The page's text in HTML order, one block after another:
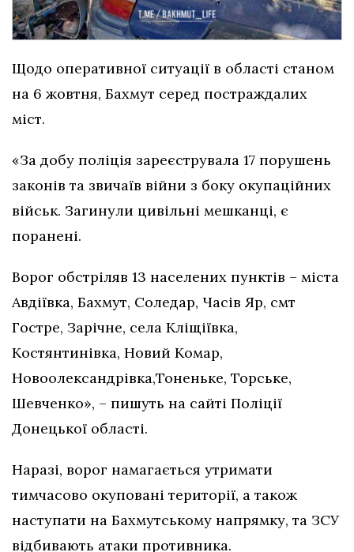
Щодо оперативної ситуації в області станом
на 6 жовтня, Бахмут серед постраждалих
міст.
«За добу поліція зареєструвала 17 порушень
законів та звичаїв війни з боку окупаційних
військ. Загинули цивільні мешканці, є
поранені.
Ворог обстріляв 13 населених пунктів – міста
Авдіївка, Бахмут, Соледар, Часів Яр, смт
Гостре, Зарічне, села Кліщіївка,
Костянтинівка, Новий Комар,
Новоолександрівка,Тоненьке, Торське,
Шевченко», – пишуть на сайті Поліції
Донецької області.
Наразі, ворог намагається утримати
тимчасово окуповані території, а також
наступати на Бахмутському напрямку, та ЗСУ
відбивають атаки противника.